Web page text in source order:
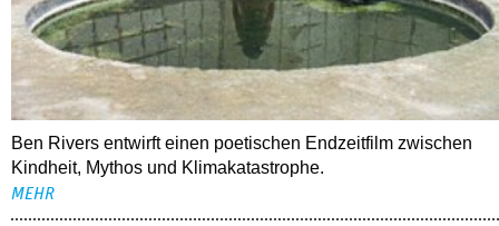
Ben Rivers entwirft einen poetischen Endzeitfilm zwischen
Kindheit, Mythos und Klimakatastrophe.
MEHR